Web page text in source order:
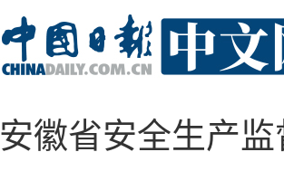
安徽省安全生产